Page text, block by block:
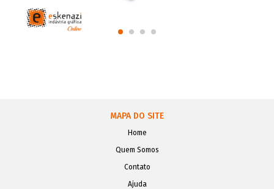
MAPA DO SITE
Home
Quem Somos
Contato
Ajuda